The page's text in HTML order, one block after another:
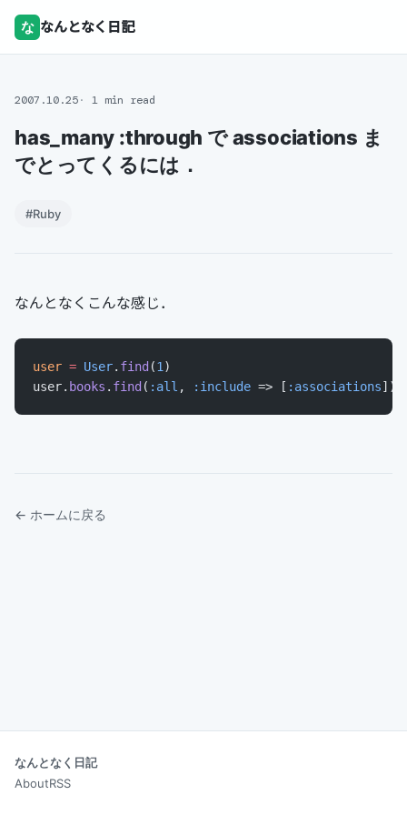
な なんとなく日記
2007.10.25 1 min read
has_many :through で associations ま
でとってくるには．
#Ruby
なんとなくこんな感じ．
user = User. find (1 )
user. books . find ( :all , :include => [ :associations])
← ホームに戻る
なんとなく日記
AboutRSS